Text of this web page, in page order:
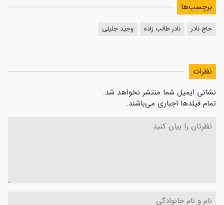
برچسب‌ها
حاج نادر نادر طالب زاده وجید جلیلی
نظرات
نشانی ایمیل شما منتشر نخواهد شد.
تمام فیلدها اجباری می‌باشند.